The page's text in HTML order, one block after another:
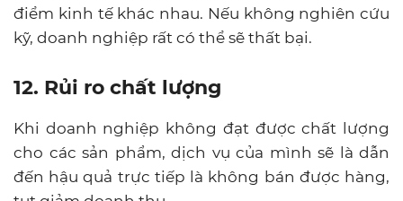
điểm kinh tế khác nhau. Nếu không nghiên cứu
kỹ, doanh nghiệp rất có thể sẽ thất bại.
12. Rủi ro chất lượng
Khi doanh nghiệp không đạt được chất lượng
cho các sản phẩm, dịch vụ của mình sẽ là dẫn
đến hậu quả trực tiếp là không bán được hàng,